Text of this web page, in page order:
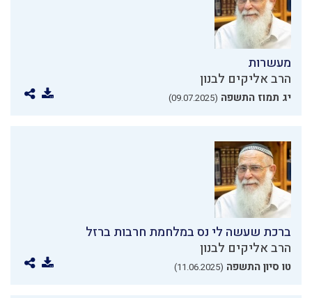
מעשרות
הרב אליקים לבנון
יג תמוז התשפה (09.07.2025)
ברכת שעשה לי נס במלחמת חרבות ברזל
הרב אליקים לבנון
טו סיון התשפה (11.06.2025)